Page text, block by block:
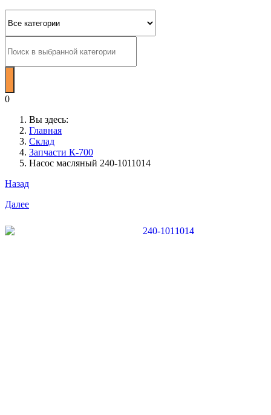
0
Вы здесь:
Главная
Склад
Запчасти К-700
Насос масляный 240-1011014
Назад
Далее